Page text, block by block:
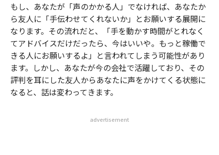
もし、あなたが「声のかかる人」でなければ、あなたか
ら友人に「手伝わせてくれないか」とお願いする展開に
なります。その流れだと、「手を動かす時間がとれなく
てアドバイスだけだったら、今はいいや。もっと稼働で
きる人にお願いするよ」と言われてしまう可能性があり
ます。しかし、あなたが今の会社で活躍しており、その
評判を耳にした友人からあなたに声をかけてくる状態に
なると、話は変わってきます。
advertisement